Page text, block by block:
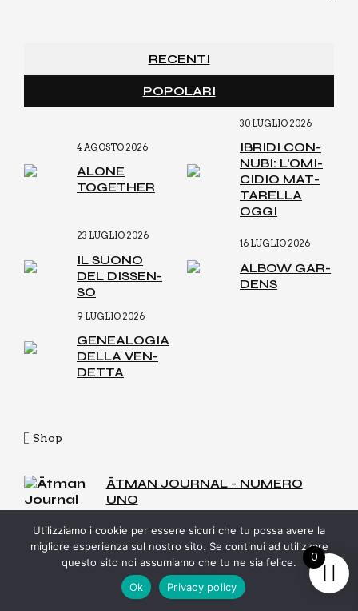
RECENTI
POPOLARI
4 AGOSTO 2026
ALO­NE
TOGE­THER
30 LUGLIO 2026
IBRI­DI CON­
NU­BI: L’O­MI­
CI­DIO MAT­
TA­REL­LA
OGGI
23 LUGLIO 2026
IL SUO­NO
DEL DIS­SEN­
SO
16 LUGLIO 2026
ALBOW GAR­
DENS
9 LUGLIO 2026
GENEA­LO­GIA
DEL­LA VEN­
DET­TA
Shop
ĀTMAN JOURNAL - NUMERO
UNO
30,00
SHOPPER ĀTMAN JOURNAL
10,00€
0
Utilizziamo i cookie per essere sicuri che tu possa avere la
migliore esperienza sul nostro sito. Se continui ad utilizzare
questo sito noi assumiamo che tu ne sia felice.
Ok
Privacy policy